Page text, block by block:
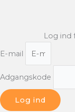
Log ind
E-mail
Adgangskode
Log ind